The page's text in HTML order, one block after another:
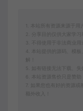
1. 本站所有资源来源于用
2. 分享目的仅供大家学
3. 不得使用于非法商业
4. 本站提供的源码、模
5. 如有链接无法下载、
6. 本站资源售价只是赞助
7. 如果您也有好的资源
额外收入！